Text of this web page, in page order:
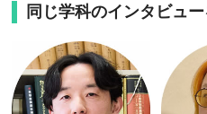
同じ学科のインタビュ